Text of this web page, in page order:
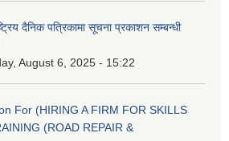
दैनिक पत्रिकामा सूचना प्रकाशन सम्बन्धी
August 6, 2025 - 15:22
For (HIRING A FIRM FOR SKILLS
(ROAD REPAIR &